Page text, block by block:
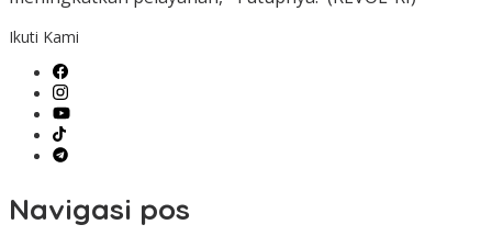
Ikuti Kami
Navigasi pos